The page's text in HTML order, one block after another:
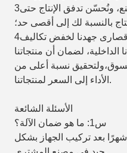
3التسليم: نحن نُحسّن إدارة المصنع، ونُحسّن تدفق الإنتاج حتى
بالنسبة لك إلى أقصى حد؛
4التحكم في التكاليف: نحن نبذل قصارى جهدنا لخفض تكاليف
الداخلية، لضمان أن منتجاتنا
نسبة أعلى من
الأداء إلى السعر لمنتجاتنا.
الأسئلة الشائعة
س1: ما هو ضمان الآلة؟
ج1: فترة الضمان لجهازنا هي 12 شهرًا بعد تركيب الجهاز بشكل